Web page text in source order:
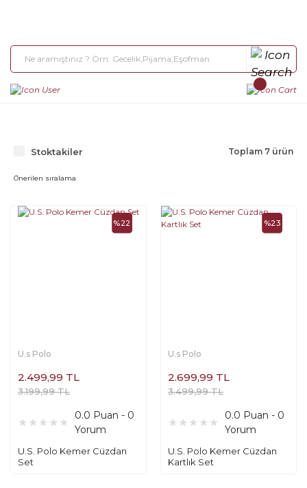
Stoktakiler Toplam 7 ürün
U.s Polo
%22
2.499,99 TL
3.199,99 TL
0.0 Puan - 0
Yorum
U.S. Polo Kemer Cüzdan
Set
U.s Polo
%23
2.699,99 TL
3.499,99 TL
0.0 Puan - 0
Yorum
U.S. Polo Kemer Cüzdan
Kartlık Set